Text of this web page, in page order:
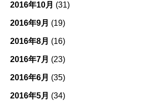
2016年10月 (31)
2016年9月 (19)
2016年8月 (16)
2016年7月 (23)
2016年6月 (35)
2016年5月 (34)